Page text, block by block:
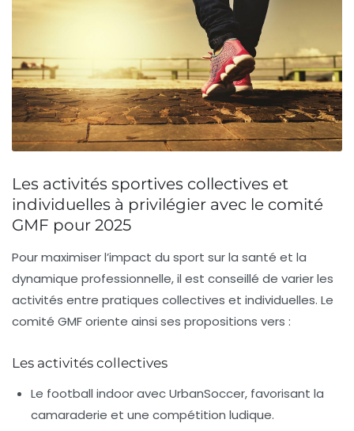
Les activités sportives collectives et
individuelles à privilégier avec le comité
GMF pour 2025
Pour maximiser l’impact du sport sur la santé et la
dynamique professionnelle, il est conseillé de varier les
activités entre pratiques collectives et individuelles. Le
comité GMF oriente ainsi ses propositions vers :
Les activités collectives
Le football indoor avec UrbanSoccer, favorisant la
camaraderie et une compétition ludique.